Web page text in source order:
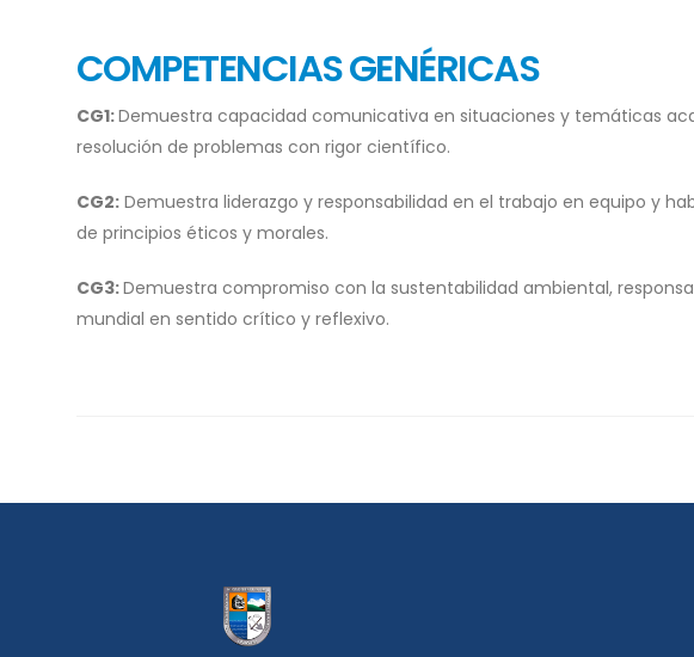
COMPETENCIAS GENÉRICAS
CG1:Demuestra capacidad comunicativa en situaciones y temáticas
resolución de problemas con rigor científico.
CG2: Demuestra liderazgo y responsabilidad en el trabajo en equipo y
de principios éticos y morales.
CG3:Demuestra compromiso con la sustentabilidad ambiental,
mundial en sentido crítico y reflexivo.